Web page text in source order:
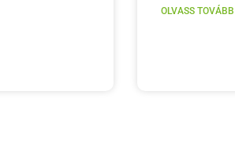
OLVASS